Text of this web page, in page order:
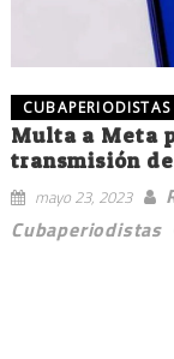
Multa a Meta
transmisión de
mayo 23, 2023
Cubaperiodistas